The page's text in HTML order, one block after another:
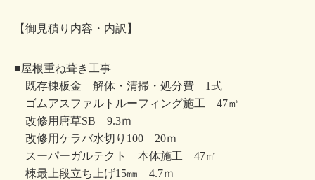
【御見積り内容・内訳】
■屋根重ね葺き工事
既存棟板金 解体・清掃・処分費 1式
ゴムアスファルトルーフィング施工 47㎡
改修用唐草SB 9.3ｍ
改修用ケラバ水切り100 20ｍ
スーパーガルテクト 本体施工 47㎡
棟最上段立ち上げ15㎜ 4.7ｍ